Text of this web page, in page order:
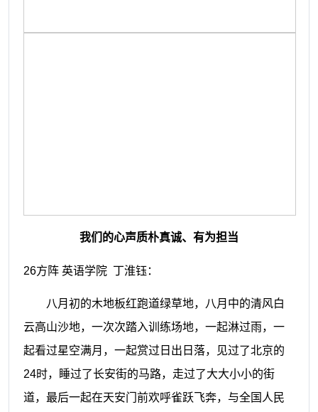
我们的心声质朴真诚、有为担当
26方阵 英语学院 丁淮钰：
八月初的木地板红跑道绿草地，八月中的清风白
云高山沙地，一次次踏入训练场地，一起淋过雨，一
起看过星空满月，一起赏过日出日落，见过了北京的
24时，睡过了长安街的马路，走过了大大小小的街
道，最后一起在天安门前欢呼雀跃飞奔，与全国人民